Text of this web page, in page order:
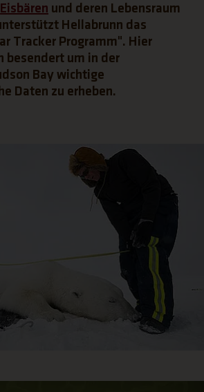
Eisbären und deren Lebensraum
Hellabrunn das
Tracker Programm". Hier
besendert um in der
Bay wichtige
Daten zu erheben.